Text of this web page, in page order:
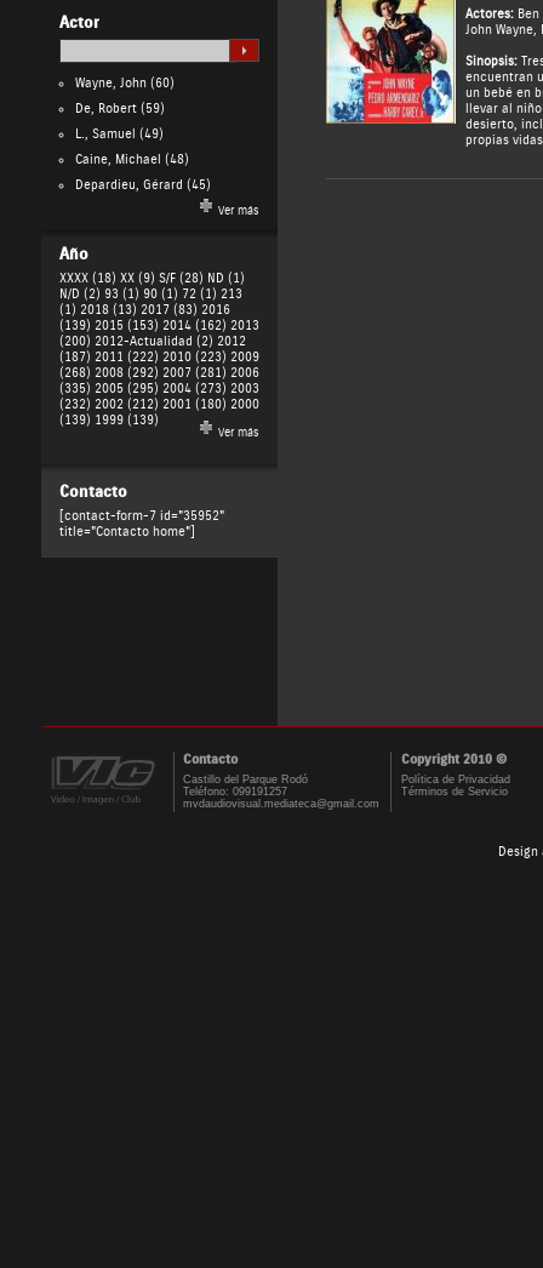
Actor
Wayne, John(60)
De, Robert(59)
L., Samuel (49)
Caine, Michael (48)
Depardieu, Gérard (45)
Ver más
Año
XXXX (18) XX (9) S/F (28) ND (1)
N/D (2) 93 (1) 90 (1) 72 (1) 213
(1) 2018 (13) 2017 (83) 2016
(139) 2015 (153) 2014 (162) 2013
(200) 2012-Actualidad (2) 2012
(187) 2011 (222) 2010 (223) 2009
(268) 2008 (292) 2007 (281) 2006
(335) 2005 (295) 2004 (273) 2003
(232) 2002 (212) 2001 (180) 2000
(139) 1999 (139)
Ver más
Contacto
[contact-form-7 id="35952"
title="Contacto home"]
Actores:
John Wayne,
Sinopsis:
encuentran
un bebé en
llevar al
desierto,
propias
Contacto Copyright 2010 ©
Castillo del Parque Rodó
Teléfono: 099191257
mvdaudiovisual.mediateca@gmail.com
Política de Privacidad
Términos de Servicio